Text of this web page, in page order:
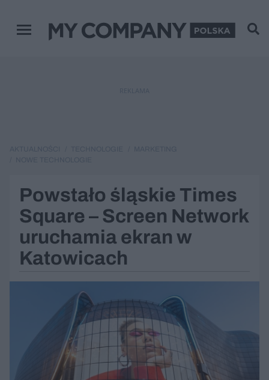
Menu główne
Powstało śląskie Times
Square – Screen Network
uruchamia ekran w
Katowicach